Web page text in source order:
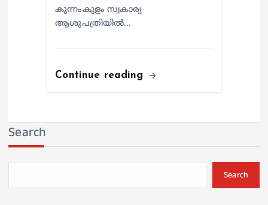
കുന്നംകുളം സ്വകാര്യ
ആശുപത്രിയില്‍…
Continue reading
Search
Search